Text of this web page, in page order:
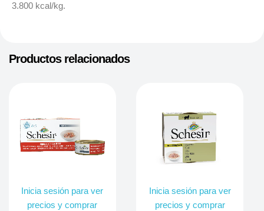
3.800 kcal/kg.
Productos relacionados
Inicia sesión para ver
precios y comprar
Inicia sesión para ver
precios y comprar